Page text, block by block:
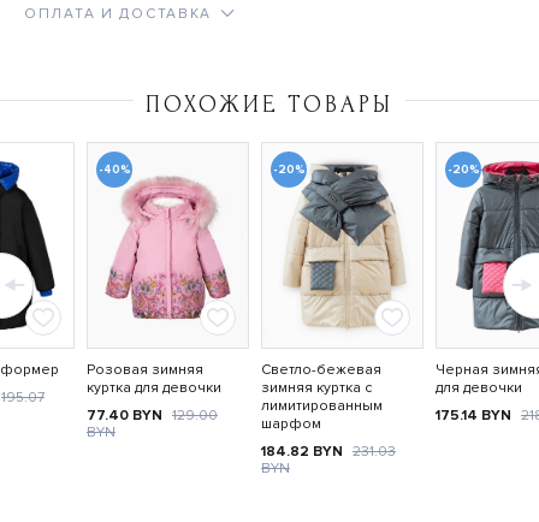
ОПЛАТА И ДОСТАВКА
ПОХОЖИЕ ТОВАРЫ
195.07
-40%
Розовая зимняя
куртка для девочки
77.40 BYN 129.00
BYN
-20%
Светло-бежевая
зимняя куртка с
лимитированным
шарфом
184.82 BYN 231.03
BYN
-20%
Черная
для девочки
175.14 BYN